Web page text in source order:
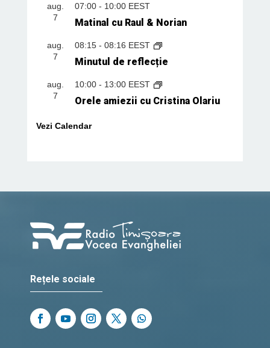
aug.
7
07:00- 10:00 EEST
Matinal cu Raul & Norian
aug.
7
08:15- 08:16 EEST
Minutul de reflecție
aug.
7
10:00- 13:00 EEST
Orele amiezii cu Cristina Olariu
Vezi Calendar
Rețele sociale